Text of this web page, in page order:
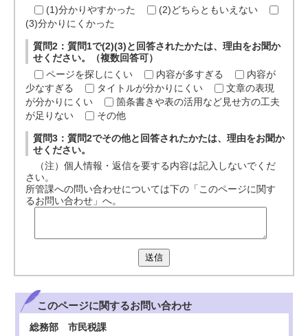
(1)分かりやすかった
(2)どちらともいえない
(3)分かりにくかった
質問2：質問1で(2)(3)と回答されたかたは、理由をお聞か
せください。（複数回答可）
ページを探しにくい
内容が多すぎる
内容が
少なすぎる
タイトルが分かりにくい
文章の表現
が分かりにくい
箇条書きや表の活用など見せ方の工夫
が足りない
その他
質問3：質問2でその他と回答されたかたは、理由をお聞か
せください。
（注）個人情報・返信を要する内容は記入しないでくだ
さい。
所管課への問い合わせについては下の「このページに関す
るお問い合わせ」へ。
送信
このページに関するお問い合わせ
総務部 市民税課